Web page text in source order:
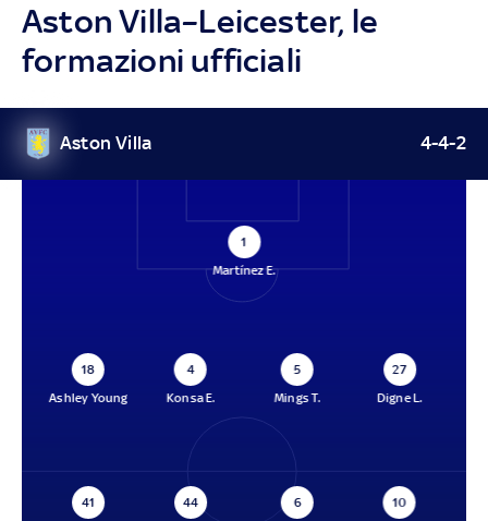
Aston Villa–Leicester, le
formazioni ufficiali
Aston Villa 4-4-2
1
Martínez E.
18
Ashley Young
4
Konsa E.
5
Mings T.
27
Digne L.
41
44
6
10